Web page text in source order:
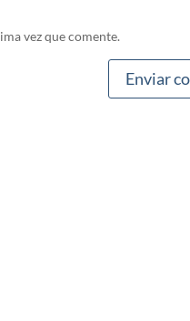
vez que comente.